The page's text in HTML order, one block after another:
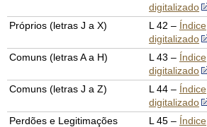
digitalizado
Próprios (letras J a X)
L 42 – Índice
digitalizado
Comuns (letras A a H)
L 43 – Índice
digitalizado
Comuns (letras J a Z)
L 44 – Índice
digitalizado
Perdões e Legitimações
L 45 – Índice